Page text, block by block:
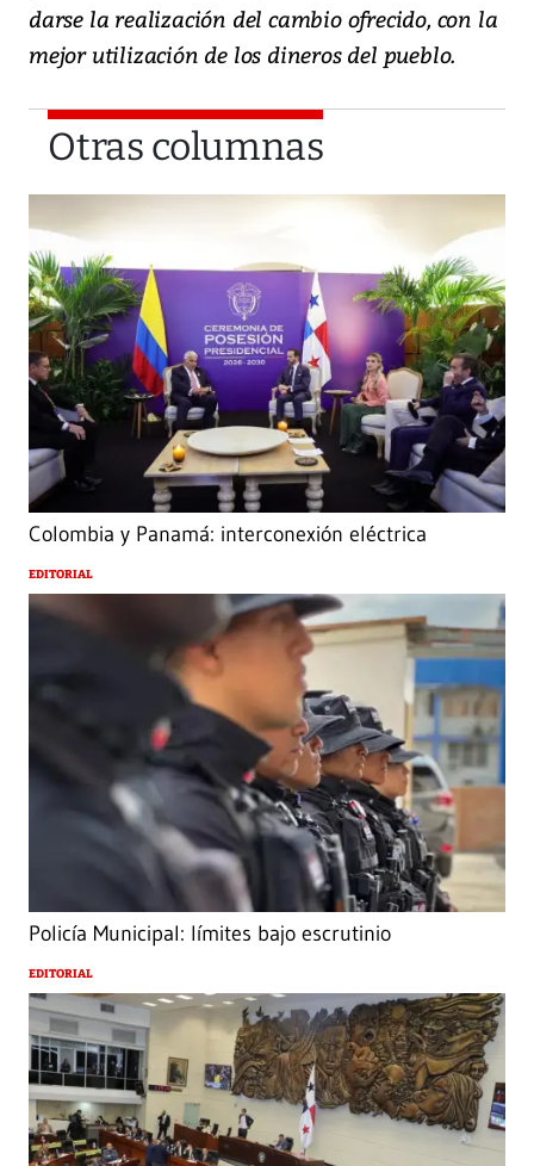
darse la realización del cambio ofrecido, con la
mejor utilización de los dineros del pueblo.
Otras columnas
Colombia y Panamá: interconexión eléctrica
EDITORIAL
Policía Municipal: límites bajo escrutinio
EDITORIAL